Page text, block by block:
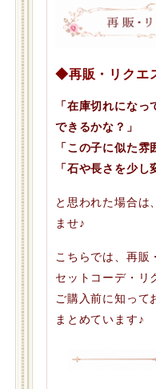
◆再販・リクエ
「在庫切れにな
できるかな？」
「この子に似た雰
「石や長さを少し
と思われた場合は
ませ♪
こちらでは、再販
セットコーデ・リ
ご購入前に知って
まとめています♪